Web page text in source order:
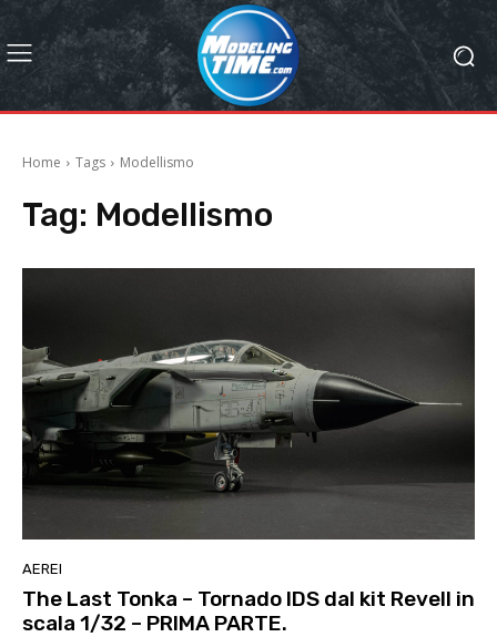
Home Tags Modellismo
Tag: Modellismo
AEREI
The Last Tonka – Tornado IDS dal kit Revell in
scala 1/32 – PRIMA PARTE.